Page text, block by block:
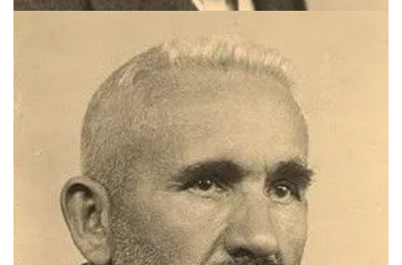
Эмиль Крепелин (1856–1926), который впервые описал
аффективные темпераменты в рамках своей масштабной
работы по классификации психических заболеваний.